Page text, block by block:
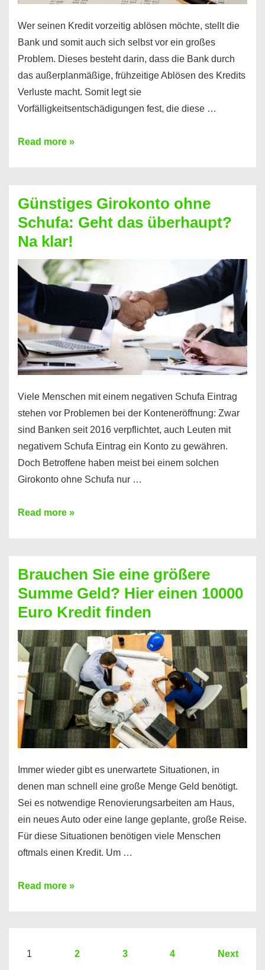
Wer seinen Kredit vorzeitig ablösen möchte, stellt die
Bank und somit auch sich selbst vor ein großes
Problem. Dieses besteht darin, dass die Bank durch
das außerplanmäßige, frühzeitige Ablösen des Kredits
Verluste macht. Somit legt sie
Vorfälligkeitsentschädigungen fest, die diese …
Kredit
dabei
profitieren
–
So
funktioniert’s
Read more »
Günstiges Girokonto ohne
Schufa: Geht das überhaupt?
Na klar!
Viele Menschen mit einem negativen Schufa Eintrag
stehen vor Problemen bei der Konteneröffnung: Zwar
sind Banken seit 2016 verpflichtet, auch Leuten mit
negativem Schufa Eintrag ein Konto zu gewähren.
Doch Betroffene haben meist bei einem solchen
Girokonto ohne Schufa nur …
Günstiges
Geht
das
überhaupt?
Na
klar!
Read more »
Brauchen Sie eine größere
Summe Geld? Hier einen 10000
Euro Kredit finden
Immer wieder gibt es unerwartete Situationen, in
denen man schnell eine große Menge Geld benötigt.
Sei es notwendige Renovierungsarbeiten am Haus,
ein neues Auto oder eine lange geplante, große Reise.
Für diese Situationen benötigen viele Menschen
oftmals einen Kredit. Um …
Brauchen
Summe
Read more »
Seitennummerierung
1 2 3 4 Next